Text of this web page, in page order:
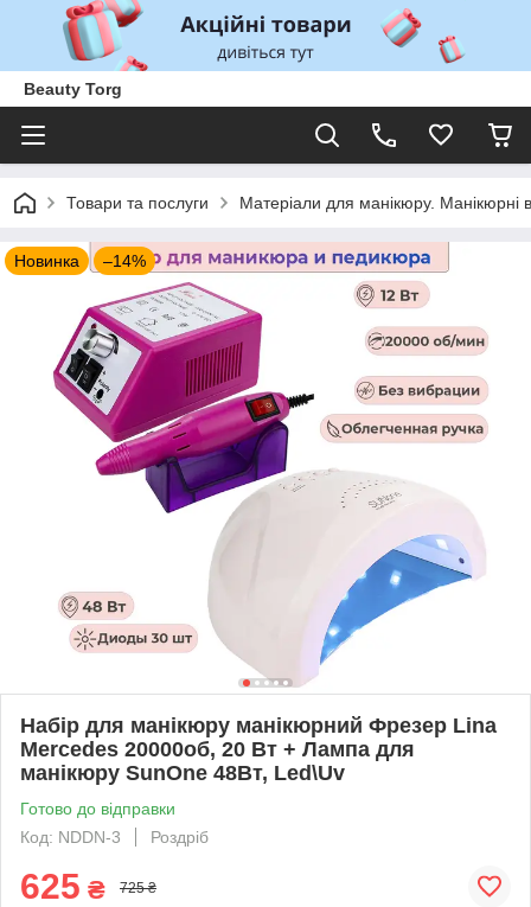
Beauty Torg
Товари та послуги Матеріали для манікюру. Манікюрні
Новинка –14%
Набір для манікюру манікюрний Фрезер Lina
Mercedes 20000об, 20 Вт + Лампа для
манікюру SunOne 48Вт, Led\Uv
Готово до відправки
Код: NDDN-3
Роздріб
625 ₴ 725 ₴